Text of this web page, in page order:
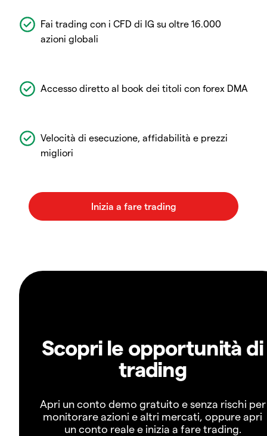
Fai trading con i CFD di IG su oltre 16.000
azioni globali
Accesso diretto al book dei titoli con forex DMA
Velocità di esecuzione, affidabilità e prezzi
migliori
Scopri le opportunità di
trading
Apri un conto demo gratuito e senza rischi per
monitorare azioni e altri mercati, oppure apri
un conto reale e inizia a fare trading.